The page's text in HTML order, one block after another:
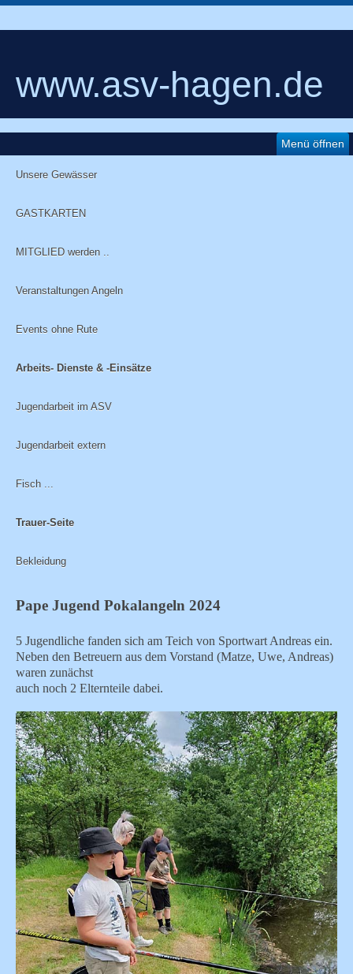
www.asv-hagen.de
Menü öffnen
Unsere Gewässer
GASTKARTEN
MITGLIED werden ..
Veranstaltungen Angeln
Events ohne Rute
Arbeits- Dienste & -Einsätze
Jugendarbeit im ASV
Jugendarbeit extern
Fisch ...
Trauer-Seite
Bekleidung
Pape Jugend Pokalangeln 2024
5 Jugendliche fanden sich am Teich von Sportwart Andreas ein.
Neben den Betreuern aus dem Vorstand (Matze, Uwe, Andreas)
waren zunächst
auch noch 2 Elternteile dabei.